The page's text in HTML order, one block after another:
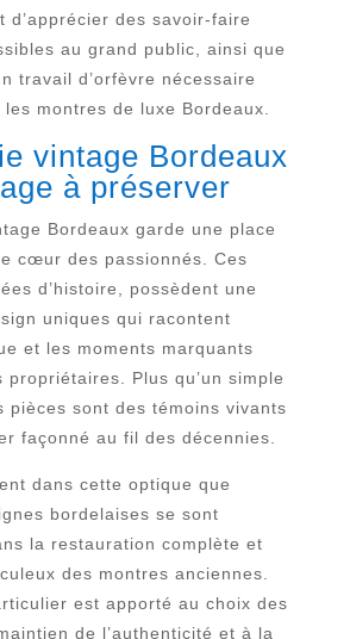
d’apprécier des savoir-faire
au grand public, ainsi que
travail d’orfèvre nécessaire
montres de luxe Bordeaux.
vintage Bordeaux
à préserver
Bordeaux garde une place
cœur des passionnés. Ces
d’histoire, possèdent une
uniques qui racontent
et les moments marquants
propriétaires. Plus qu’un simple
pièces sont des témoins vivants
façonné au fil des décennies.
dans cette optique que
bordelaises se sont
la restauration complète et
des montres anciennes.
est apporté au choix des
de l’authenticité et à la